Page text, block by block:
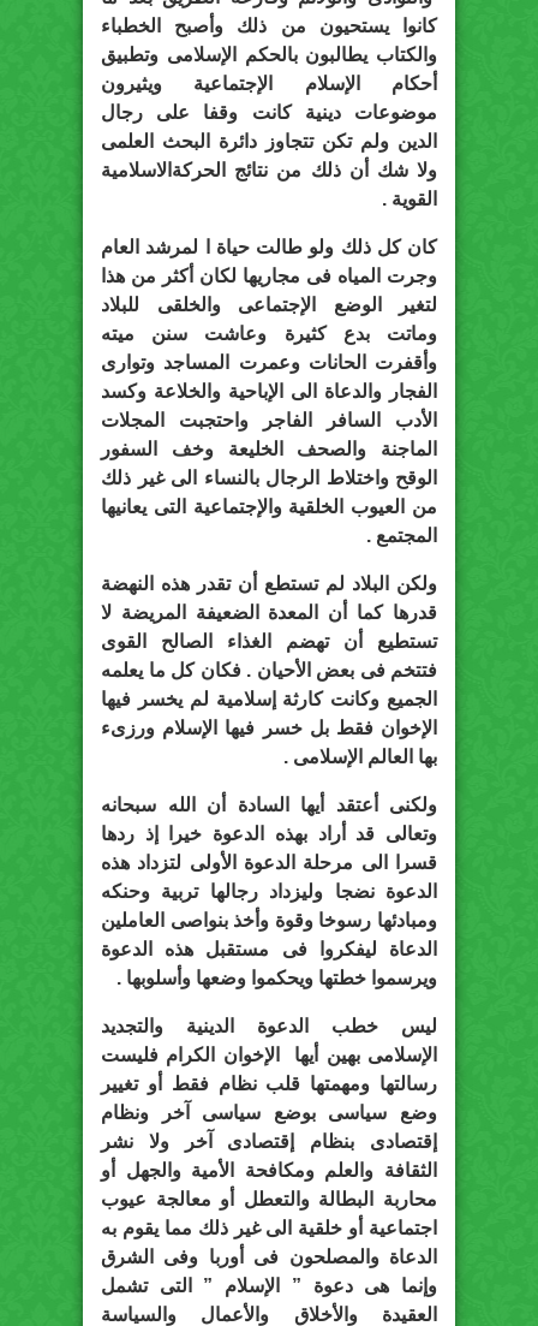
كانوا يستحيون من ذلك وأصبح الخطباء
والكتاب يطالبون بالحكم الإسلامى وتطبيق
أحكام الإسلام الإجتماعية ويثيرون
موضوعات دينية كانت وقفا على رجال
الدين ولم تكن تتجاوز دائرة البحث العلمى
ولا شك أن ذلك من نتائج الحركةالاسلامية
القوية .
كان كل ذلك ولو طالت حياة ا لمرشد العام
وجرت المياه فى مجاريها لكان أكثر من هذا
لتغير الوضع الإجتماعى والخلقى للبلاد
وماتت بدع كثيرة وعاشت سنن ميته
وأقفرت الحانات وعمرت المساجد وتوارى
الفجار والدعاة الى الإباحية والخلاعة وكسد
الأدب السافر الفاجر واحتجبت المجلات
الماجنة والصحف الخليعة وخف السفور
الوقح واختلاط الرجال بالنساء الى غير ذلك
من العيوب الخلقية والإجتماعية التى يعانيها
المجتمع .
ولكن البلاد لم تستطع أن تقدر هذه النهضة
قدرها كما أن المعدة الضعيفة المريضة لا
تستطيع أن تهضم الغذاء الصالح القوى
فتتخم فى بعض الأحيان . فكان كل ما يعلمه
الجميع وكانت كارثة إسلامية لم يخسر فيها
الإخوان فقط بل خسر فيها الإسلام ورزىء
بها العالم الإسلامى .
ولكنى أعتقد أيها السادة أن الله سبحانه
وتعالى قد أراد بهذه الدعوة خيرا إذ ردها
قسرا الى مرحلة الدعوة الأولى لتزداد هذه
الدعوة نضجا وليزداد رجالها تربية وحنكه
ومبادئها رسوخا وقوة وأخذ بنواصى العاملين
الدعاة ليفكروا فى مستقبل هذه الدعوة
ويرسموا خطتها ويحكموا وضعها وأسلوبها .
ليس خطب الدعوة الدينية والتجديد
الإسلامى بهين أيها الإخوان الكرام فليست
رسالتها ومهمتها قلب نظام فقط أو تغيير
وضع سياسى بوضع سياسى آخر ونظام
إقتصادى بنظام إقتصادى آخر ولا نشر
الثقافة والعلم ومكافحة الأمية والجهل أو
محاربة البطالة والتعطل أو معالجة عيوب
اجتماعية أو خلقية الى غير ذلك مما يقوم به
الدعاة والمصلحون فى أوربا وفى الشرق
وإنما هى دعوة ” الإسلام ” التى تشمل
العقيدة والأخلاق والأعمال والسياسة